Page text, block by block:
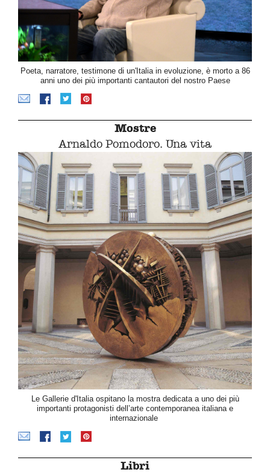
Poeta, narratore, testimone di un'Italia in evoluzione, è morto a 86
anni uno dei più importanti cantautori del nostro Paese
Mostre
Arnaldo Pomodoro. Una vita
Le Gallerie d'Italia ospitano la mostra dedicata a uno dei più
importanti protagonisti dell’arte contemporanea italiana e
internazionale
Libri